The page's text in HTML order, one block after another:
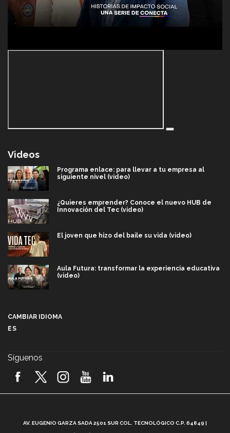
Videos
Programa enlace: para llevar a tu empresa al
siguiente nivel (video)
¿Quieres emprender? Conoce el nuevo HUB de
Innovación del Tec (video)
El joven que hizo del baile su vida (video)
Aula Futura: transformar la experiencia educativa
(video)
2026! (video)
CAMBIAR IDIOMA
ES
Síguenos
AV. EUGENIO GARZA SADA 2501 SUR COL. TECNOLÓGICO C.P. 64849 |